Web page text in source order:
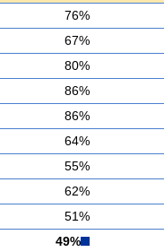
76%
67%
80%
86%
86%
64%
55%
62%
51%
49%